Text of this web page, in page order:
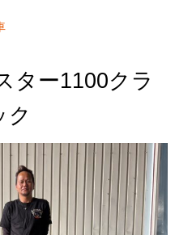
ー1100クラ
ク